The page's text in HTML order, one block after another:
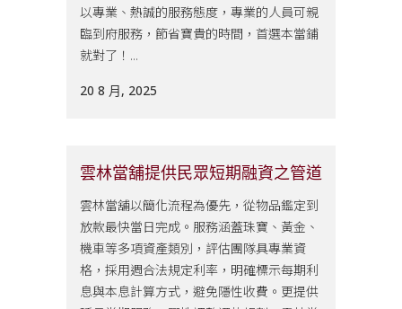
以專業、熱誠的服務態度，專業的人員可親
臨到府服務，節省寶貴的時間，首選本當鋪
就對了！...
20 8 月, 2025
雲林當舖提供民眾短期融資之管道
雲林當舖以簡化流程為優先，從物品鑑定到
放款最快當日完成。服務涵蓋珠寶、黃金、
機車等多項資產類別，評估團隊具專業資
格，採用週合法規定利率，明確標示每期利
息與本息計算方式，避免隱性收費。更提供